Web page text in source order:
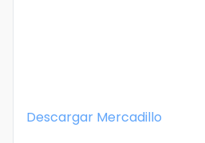
Descargar Mercadillo